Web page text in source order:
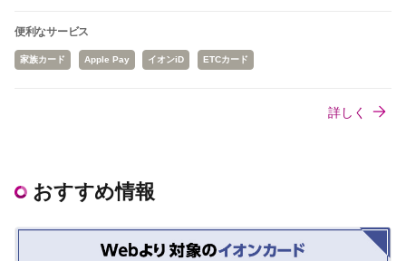
便利なサービス
家族カード Apple Pay イオンiD ETCカード
詳しく
おすすめ情報